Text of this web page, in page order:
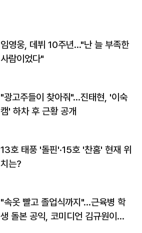
임영웅, 데뷔 10주년…"난 늘 부족한
사람이었다"
"광고주들이 찾아줘"…진태현, '이숙
캠' 하차 후 근황 공개
13호 태풍 '돌핀'·15호 '찬홈' 현재 위
치는?
"속옷 빨고 졸업식까지"…근육병 학
생 돌본 공익, 코미디언 김규원이었